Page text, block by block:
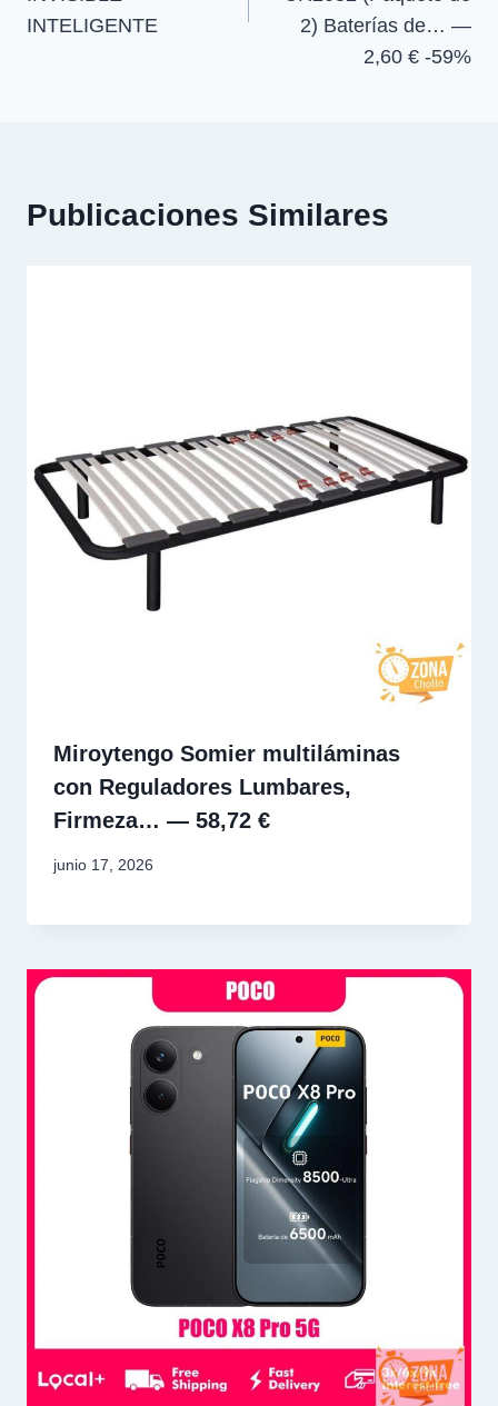
INTELIGENTE
2) Baterías de… —
2,60 € -59%
Publicaciones Similares
Miroytengo Somier multiláminas
con Reguladores Lumbares,
Firmeza… — 58,72 €
junio 17, 2026